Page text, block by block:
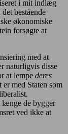
i mit indlæg
bestående
økonomiske
forsøgte at
med at
naturligvis disse
at lempe deres
med Staten som
længe de bygger
ved ikke at